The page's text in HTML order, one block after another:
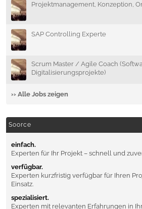
Projektmanagement, Konzeption,
SAP Controlling Experte
Scrum Master / Agile Coach
Digitalisierungsprojekte)
›› Alle Jobs zeigen
Soorce
einfach.
Experten für Ihr Projekt – schnell und
verfügbar.
Experten kurzfristig verfügbar für Ihren
Einsatz.
spezialisiert.
Experten mit relevanten Erfahrungen in